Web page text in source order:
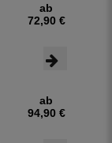
ab
72,90 €
ab
94,90 €